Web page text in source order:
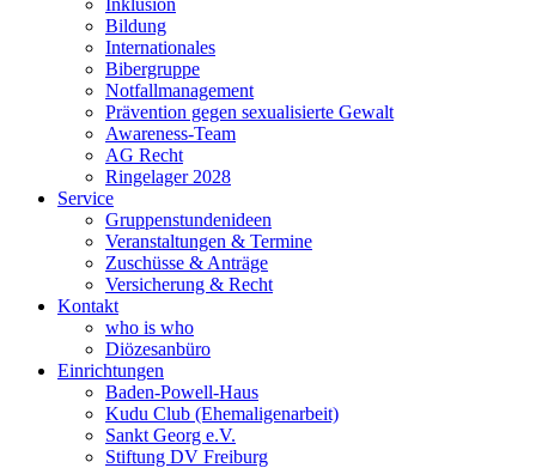
Inklusion
Bildung
Internationales
Bibergruppe
Notfallmanagement
Prävention gegen sexualisierte Gewalt
Awareness-Team
AG Recht
Ringelager 2028
Service
Gruppenstundenideen
Veranstaltungen & Termine
Zuschüsse & Anträge
Versicherung & Recht
Kontakt
who is who
Diözesanbüro
Einrichtungen
Baden-Powell-Haus
Kudu Club (Ehemaligenarbeit)
Sankt Georg e.V.
Stiftung DV Freiburg